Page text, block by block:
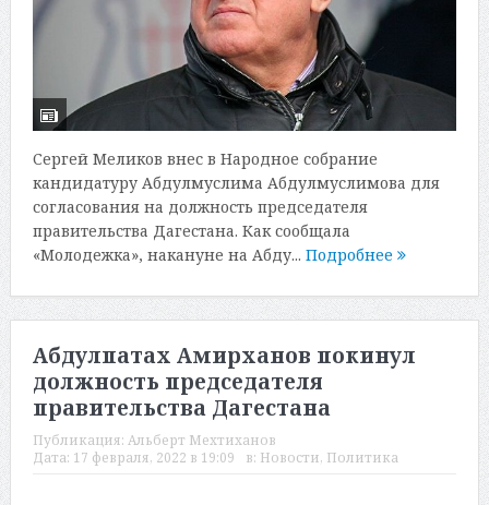
Сергей Меликов внес в Народное собрание
кандидатуру Абдулмуслима Абдулмуслимова для
согласования на должность председателя
правительства Дагестана. Как сообщала
«Молодежка», накануне на Абду... Подробнее
Абдулпатах Амирханов покинул
должность председателя
правительства Дагестана
Публикация: Альберт Мехтиханов
Дата: 17 февраля, 2022 в 19:09 в: Новости, Политика